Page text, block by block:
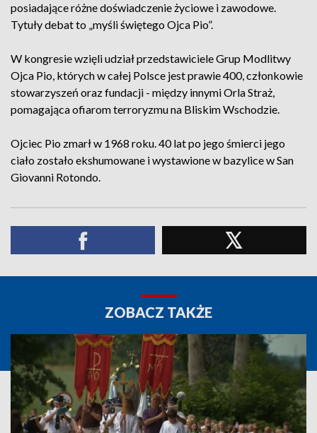
posiadające różne doświadczenie życiowe i zawodowe.
Tytuły debat to „myśli świętego Ojca Pio”.
W kongresie wzięli udział przedstawiciele Grup Modlitwy
Ojca Pio, których w całej Polsce jest prawie 400, członkowie
stowarzyszeń oraz fundacji - między innymi Orla Straż,
pomagająca ofiarom terroryzmu na Bliskim Wschodzie.
Ojciec Pio zmarł w 1968 roku. 40 lat po jego śmierci jego
ciało zostało ekshumowane i wystawione w bazylice w San
Giovanni Rotondo.
ZOBACZ TAKŻE